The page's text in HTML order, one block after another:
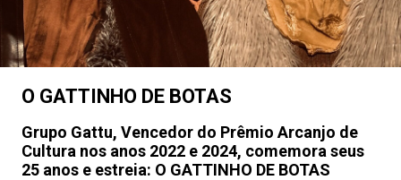
O GATTINHO DE BOTAS
Grupo Gattu, Vencedor do Prêmio Arcanjo de
Cultura nos anos 2022 e 2024, comemora seus
25 anos e estreia: O GATTINHO DE BOTAS